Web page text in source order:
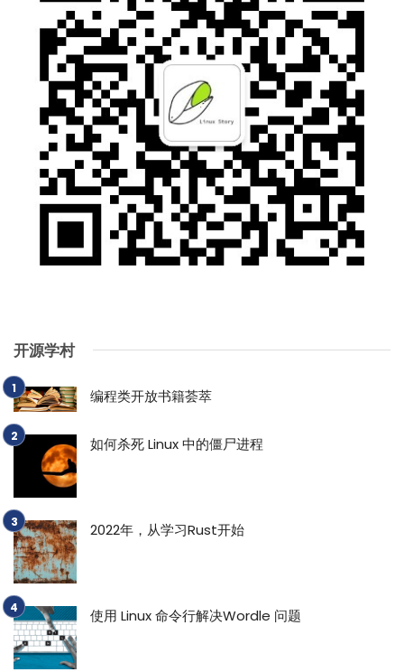
开源学村
编程类开放书籍荟萃
如何杀死 Linux 中的僵尸进程
2022年，从学习Rust开始
使用 Linux 命令行解决Wordle 问题